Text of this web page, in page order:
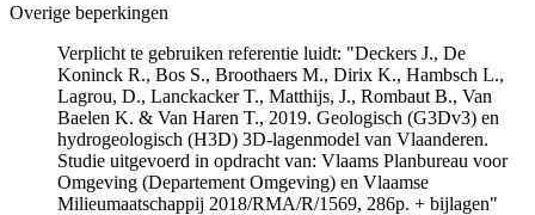
Overige beperkingen
Verplicht te gebruiken referentie luidt: "Deckers J., De
Koninck R., Bos S., Broothaers M., Dirix K., Hambsch L.,
Lagrou, D., Lanckacker T., Matthijs, J., Rombaut B., Van
Baelen K. & Van Haren T., 2019. Geologisch (G3Dv3) en
hydrogeologisch (H3D) 3D-lagenmodel van Vlaanderen.
Studie uitgevoerd in opdracht van: Vlaams Planbureau voor
Omgeving (Departement Omgeving) en Vlaamse
Milieumaatschappij 2018/RMA/R/1569, 286p. + bijlagen"